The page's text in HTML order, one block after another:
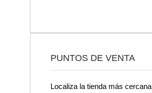
PUNTOS DE VENTA
Localiza la tienda más cercana